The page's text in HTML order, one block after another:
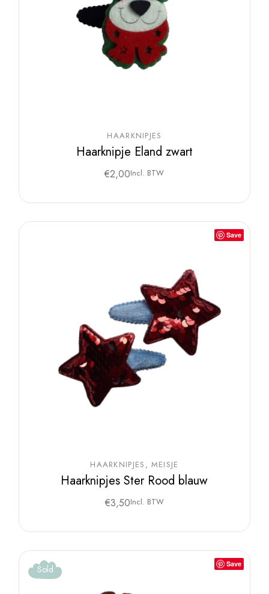
HAARKNIPJES
Haarknipje Eland zwart
€2,00Incl. BTW
Save
HAARKNIPJES MEISJE
Haarknipjes Ster Rood blauw
€3,50Incl. BTW
Save
Sold